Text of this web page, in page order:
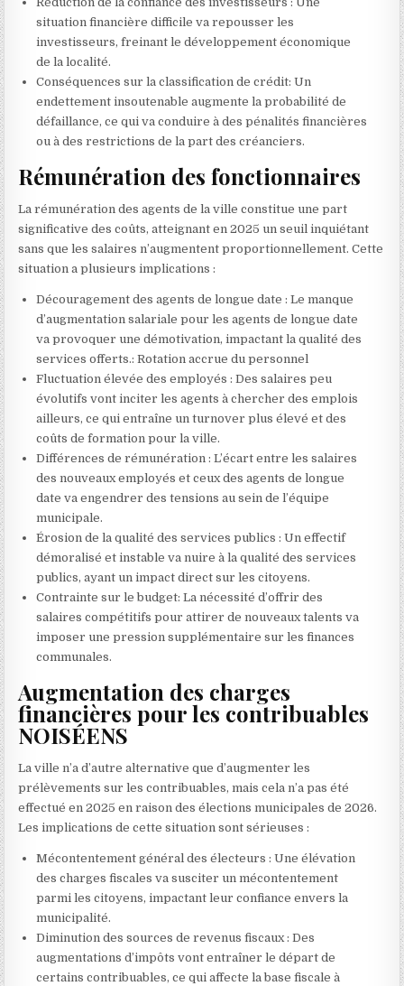
situation financière difficile va repousser les
investisseurs, freinant le développement économique
de la localité.
Conséquences sur la classification de crédit: Un
endettement insoutenable augmente la probabilité de
défaillance, ce qui va conduire à des pénalités financières
ou à des restrictions de la part des créanciers.
Rémunération des fonctionnaires
La rémunération des agents de la ville constitue une part
significative des coûts, atteignant en 2025 un seuil inquiétant
sans que les salaires n’augmentent proportionnellement. Cette
situation a plusieurs implications :
Découragement des agents de longue date : Le manque
d’augmentation salariale pour les agents de longue date
va provoquer une démotivation, impactant la qualité des
services offerts.: Rotation accrue du personnel
Fluctuation élevée des employés : Des salaires peu
évolutifs vont inciter les agents à chercher des emplois
ailleurs, ce qui entraîne un turnover plus élevé et des
coûts de formation pour la ville.
Différences de rémunération : L’écart entre les salaires
des nouveaux employés et ceux des agents de longue
date va engendrer des tensions au sein de l’équipe
municipale.
Érosion de la qualité des services publics : Un effectif
démoralisé et instable va nuire à la qualité des services
publics, ayant un impact direct sur les citoyens.
Contrainte sur le budget: La nécessité d’offrir des
salaires compétitifs pour attirer de nouveaux talents va
imposer une pression supplémentaire sur les finances
communales.
Augmentation des charges
financières pour les contribuables
NOISÉENS
La ville n’a d’autre alternative que d’augmenter les
prélèvements sur les contribuables, mais cela n’a pas été
effectué en 2025 en raison des élections municipales de 2026.
Les implications de cette situation sont sérieuses :
Mécontentement général des électeurs : Une élévation
des charges fiscales va susciter un mécontentement
parmi les citoyens, impactant leur confiance envers la
municipalité.
Diminution des sources de revenus fiscaux : Des
augmentations d’impôts vont entraîner le départ de
certains contribuables, ce qui affecte la base fiscale à